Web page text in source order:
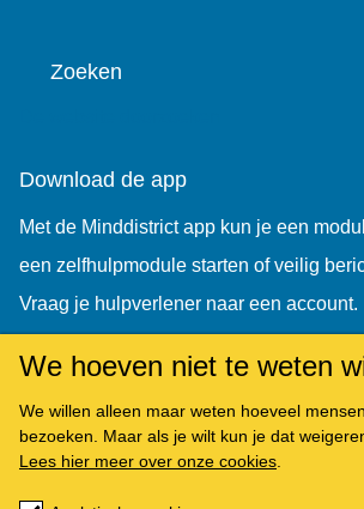
We hoeven niet te weten
We willen alleen maar weten hoeveel
bezoeken. Maar als je wilt kun je dat
Lees hier meer over onze cookies
Zoeken
Download de app
Met de Minddistrict app kun je een
een zelfhulpmodule starten of veilig
Vraag je hulpverlener naar een account.